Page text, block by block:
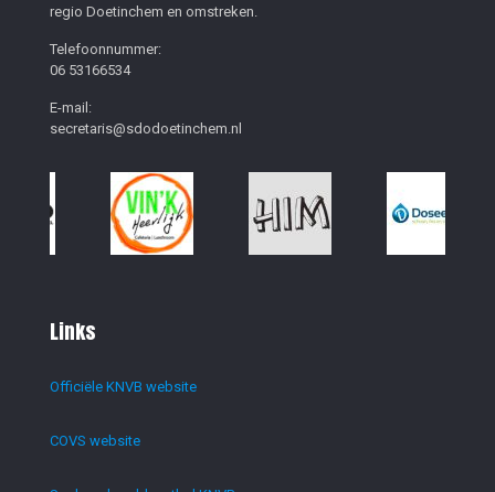
regio Doetinchem en omstreken.
Telefoonnummer:
06 53166534
E-mail:
secretaris@sdodoetinchem.nl
Links
Officiële KNVB website
COVS website